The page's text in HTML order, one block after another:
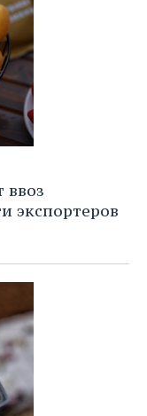
ввоз
экспортеров